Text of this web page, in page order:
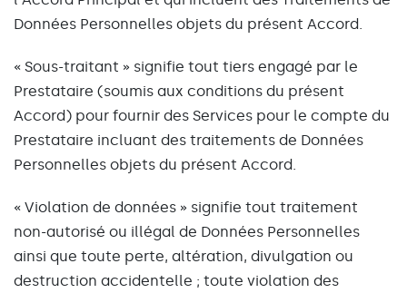
Données Personnelles objets du présent Accord.
« Sous-traitant » signifie tout tiers engagé par le
Prestataire (soumis aux conditions du présent
Accord) pour fournir des Services pour le compte du
Prestataire incluant des traitements de Données
Personnelles objets du présent Accord.
« Violation de données » signifie tout traitement
non-autorisé ou illégal de Données Personnelles
ainsi que toute perte, altération, divulgation ou
destruction accidentelle ; toute violation des